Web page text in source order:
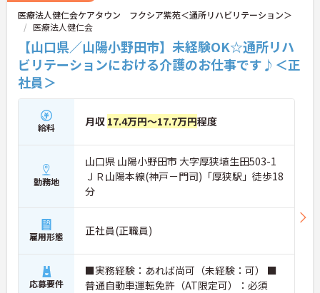
医療法人健仁会ケアタウン フクシア紫苑＜通所リハビリテーション＞
医療法人健仁会
【山口県／山陽小野田市】未経験OK☆通所リハ
ビリテーションにおける介護のお仕事です♪＜正
社員＞
給料 月収 17.4万円～17.7万円程度
勤務地
山口県 山陽小野田市 大字厚狭埴生田503-1
ＪＲ山陽本線(神戸－門司)「厚狭駅」徒歩18
分
雇用形態 正社員(正職員)
応募要件
■実務経験：あれば尚可（未経験：可） ■
普通自動車運転免許（AT限定可）：必須